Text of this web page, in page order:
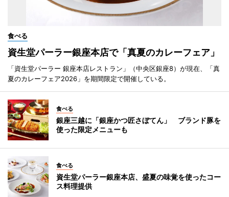
食べる
資生堂パーラー銀座本店で「真夏のカレーフェア」
「資生堂パーラー 銀座本店レストラン」（中央区銀座8）が現在、「真
夏のカレーフェア2026」を期間限定で開催している。
食べる
銀座三越に「銀座かつ匠さぼてん」 ブランド豚を
使った限定メニューも
食べる
資生堂パーラー銀座本店、盛夏の味覚を使ったコー
ス料理提供